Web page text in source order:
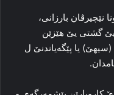
ب ئامادەبوونا نێچیرڤان بارزانی،
گشتی یێ هێزێن
یا پێگەیاندنێ ل